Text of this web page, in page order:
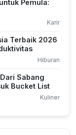
Pemula:
Karir
Terbaik 2026
Hiburan
Sabang
Bucket List
Kuliner